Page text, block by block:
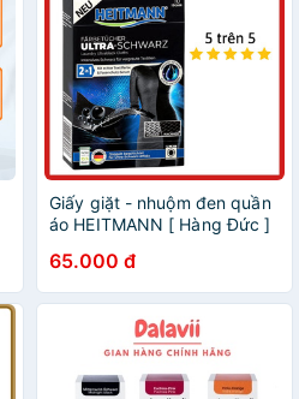
Giấy giặt - nhuộm đen quần
áo HEITMANN [ Hàng Đức ]
BIMBUM
65.000 đ